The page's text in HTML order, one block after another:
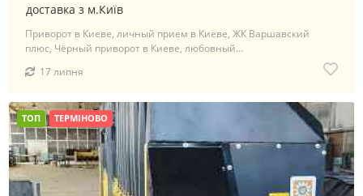
доставка з м.Київ
Приворот в Киеве, личный прием в Киеве, ЖК Варшавский
плюс, Чёрный приворот в Киеве, любовный...
17 липня
ТОП ТЕРМІНОВО